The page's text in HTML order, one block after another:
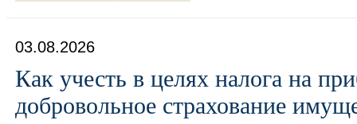
03.08.2026
Как учесть в целях налога на
добровольное страхование